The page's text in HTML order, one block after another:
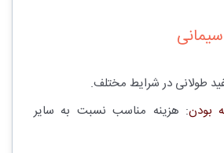
طولانی در شرایط مختلف.
بودن: هزینه مناسب نسبت به سایر